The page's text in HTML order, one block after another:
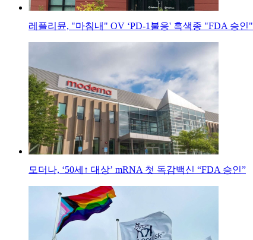
레플리뮨, "마침내" OV ‘PD-1불응' 흑색종 "FDA 승인"
모더나, ‘50세↑ 대상’ mRNA 첫 독감백신 “FDA 승인”